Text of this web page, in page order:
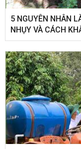
5 NGUYÊN NHÂN
NHỤY VÀ CÁCH